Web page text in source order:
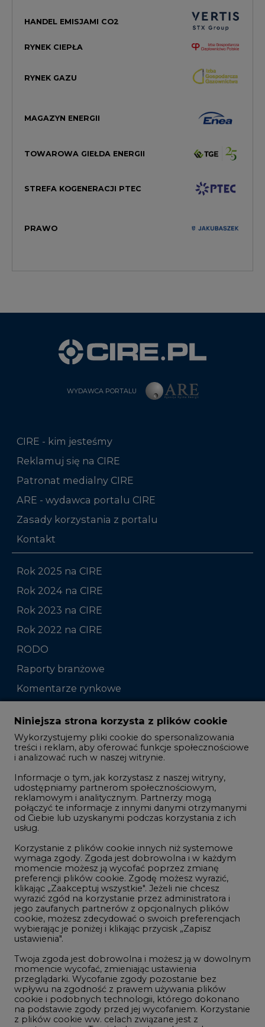
HANDEL EMISJAMI CO2
RYNEK CIEPŁA
RYNEK GAZU
MAGAZYN ENERGII
TOWAROWA GIEŁDA ENERGII
STREFA KOGENERACJI PTEC
PRAWO
WYDAWCA PORTALU
CIRE - kim jesteśmy
Reklamuj się na CIRE
Patronat medialny CIRE
ARE - wydawca portalu CIRE
Zasady korzystania z portalu
Kontakt
Rok 2025 na CIRE
Rok 2024 na CIRE
Rok 2023 na CIRE
Rok 2022 na CIRE
RODO
Raporty branżowe
Komentarze rynkowe
Zmiany kadrowe na rynku
Studio CIRE
Rozmowy o energetyce
Gospodarka
Geopolityka
LTE450
Innowacje i AI
Telekomunikacja i IT
Handel emisjami CO2
Wodór
Górnictwo
Atom
Fotowoltaika
Offshore wind
Niniejsza strona korzysta z plików cookie
Wykorzystujemy pliki cookie do spersonalizowania
treści i reklam, aby oferować funkcje społecznościowe
i analizować ruch w naszej witrynie.
Informacje o tym, jak korzystasz z naszej witryny,
udostępniamy partnerom społecznościowym,
reklamowym i analitycznym. Partnerzy mogą
połączyć te informacje z innymi danymi otrzymanymi
od Ciebie lub uzyskanymi podczas korzystania z ich
usług.
Korzystanie z plików cookie innych niż systemowe
wymaga zgody. Zgoda jest dobrowolna i w każdym
momencie możesz ją wycofać poprzez zmianę
preferencji plików cookie. Zgodę możesz wyrazić,
klikając „Zaakceptuj wszystkie". Jeżeli nie chcesz
wyrazić zgód na korzystanie przez administratora i
jego zaufanych partnerów z opcjonalnych plików
cookie, możesz zdecydować o swoich preferencjach
wybierając je poniżej i klikając przycisk „Zapisz
ustawienia".
Twoja zgoda jest dobrowolna i możesz ją w dowolnym
momencie wycofać, zmieniając ustawienia
przeglądarki. Wycofanie zgody pozostanie bez
wpływu na zgodność z prawem używania plików
cookie i podobnych technologii, którego dokonano
na podstawie zgody przed jej wycofaniem. Korzystanie
z plików cookie ww. celach związane jest z